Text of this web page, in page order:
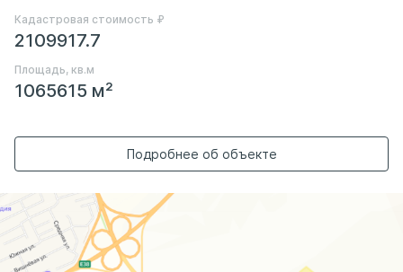
Кадастровая стоимость ₽
2109917.7
Площадь, кв.м
1065615 м²
Подробнее об объекте